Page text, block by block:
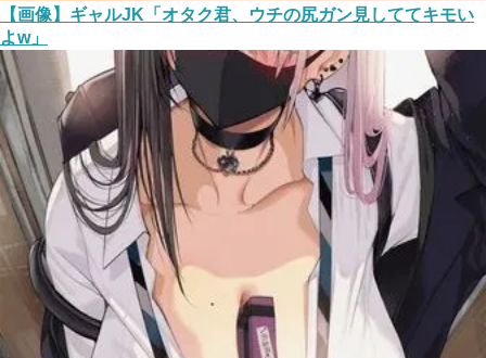
【画像】ギャルJK「オタク君、ウチの尻ガン見しててキモい
よw」